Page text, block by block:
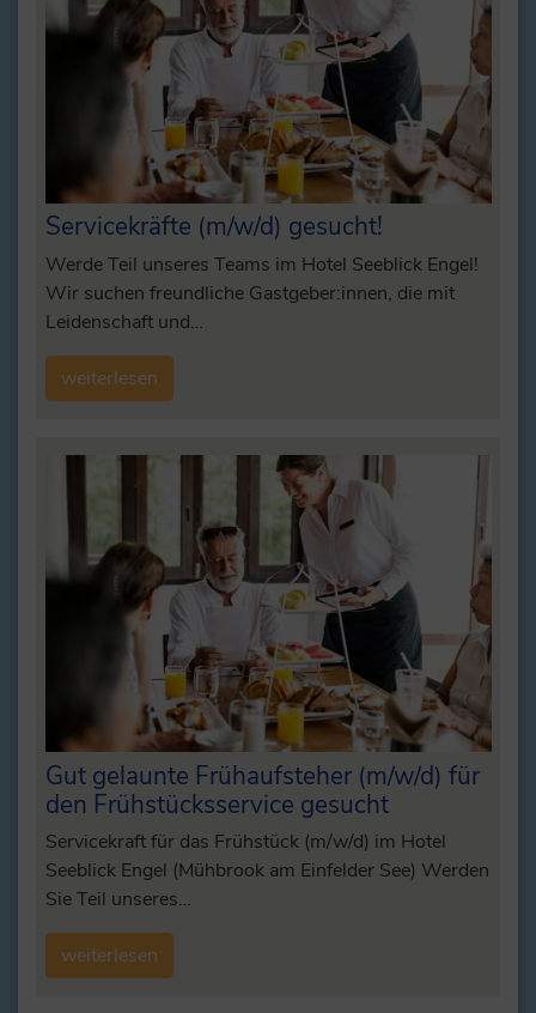
Servicekräfte (m/w/d) gesucht!
Werde Teil unseres Teams im Hotel Seeblick Engel!
Wir suchen freundliche Gastgeber:innen, die mit
Leidenschaft und…
weiterlesen
Gut gelaunte Frühaufsteher (m/w/d) für
den Frühstücksservice gesucht
Servicekraft für das Frühstück (m/w/d) im Hotel
Seeblick Engel (Mühbrook am Einfelder See) Werden
Sie Teil unseres…
weiterlesen